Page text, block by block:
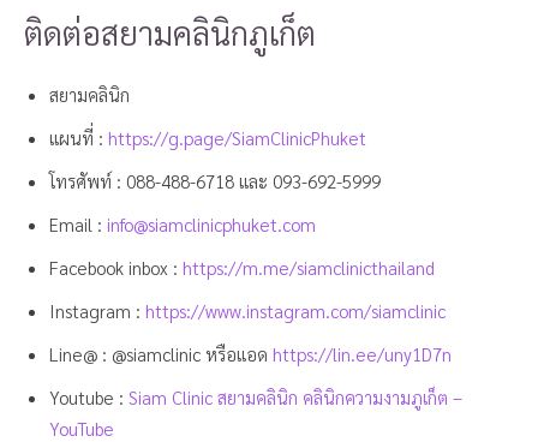
ติดต่อสยามคลินิกภูเก็ต
สยามคลินิก
แผนที่ : https://g.page/SiamClinicPhuket
โทรศัพท์ : 088-488-6718 และ 093-692-5999
Email : info@siamclinicphuket.com
Facebook inbox : https://m.me/siamclinicthailand
Instagram : https://www.instagram.com/siamclinic
Line@ : @siamclinic หรือแอด https://lin.ee/uny1D7n
Youtube : Siam Clinic สยามคลินิก คลินิกความงามภูเก็ต –
YouTube